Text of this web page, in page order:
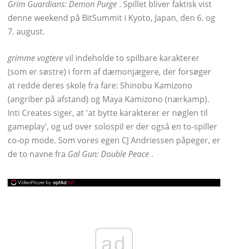
Grim Guardians: Demon Purge . Spillet bliver faktisk vist
denne weekend på BitSummit i Kyoto, Japan, den 6. og
7. august.
grimme vogterevil indeholde to spilbare karakterer
(som er søstre) i form af dæmonjægere, der forsøger
at redde deres skole fra fare: Shinobu Kamizono
(angriber på afstand) og Maya Kamizono (nærkamp).
Inti Creates siger, at 'at bytte karakterer er nøglen til
gameplay', og ud over solospil er der også en to-spiller
co-op mode. Som vores egen CJ Andriessen påpeger, er
de to navne fra Gal Gun: Double Peace .
ad